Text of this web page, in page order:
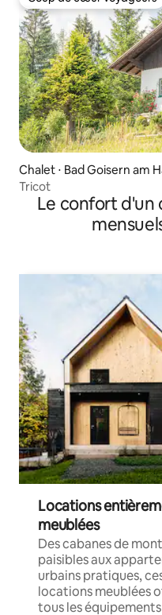
Coup de cœur voyageurs
Chalet ⋅ Bad Goisern am
Tricot
Le confort d'un
Locations
meublées
Des cabanes de
paisibles aux
urbains pratiques,
locations meublées
tous les